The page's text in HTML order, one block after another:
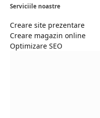
Serviciile noastre
Creare site prezentare
Creare magazin online
Optimizare SEO